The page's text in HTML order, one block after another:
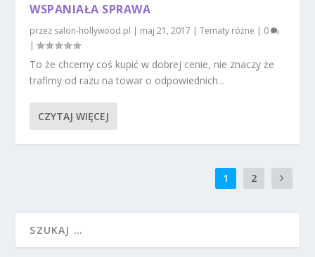
WSPANIAŁA SPRAWA
przez salon-hollywood.pl | maj 21, 2017 |Tematy różne | 0
|
To że chcemy coś kupić w dobrej cenie, nie znaczy że
trafimy od razu na towar o odpowiednich...
CZYTAJ WIĘCEJ
1 2